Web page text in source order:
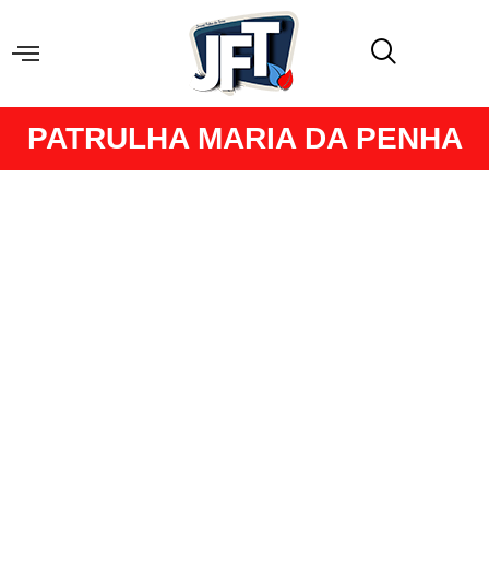
PATRULHA MARIA DA PENHA